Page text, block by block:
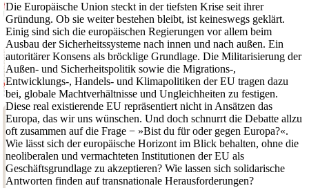
Die Europäische Union steckt in der tiefsten Krise seit ihrer
Gründung. Ob sie weiter bestehen bleibt, ist keineswegs geklärt.
Einig sind sich die europäischen Regierungen vor allem beim
Ausbau der Sicherheitssysteme nach innen und nach außen. Ein
autoritärer Konsens als bröcklige Grundlage. Die Militarisierung der
Außen- und Sicherheitspolitik sowie die Migrations-,
Entwicklungs-, Handels- und Klimapolitiken der EU tragen dazu
bei, globale Machtverhältnisse und Ungleichheiten zu festigen.
Diese real existierende EU repräsentiert nicht in Ansätzen das
Europa, das wir uns wünschen. Und doch schnurrt die Debatte allzu
oft zusammen auf die Frage − »Bist du für oder gegen Europa?«.
Wie lässt sich der europäische Horizont im Blick behalten, ohne die
neoliberalen und vermachteten Institutionen der EU als
Geschäftsgrundlage zu akzeptieren? Wie lassen sich solidarische
Antworten finden auf transnationale Herausforderungen?